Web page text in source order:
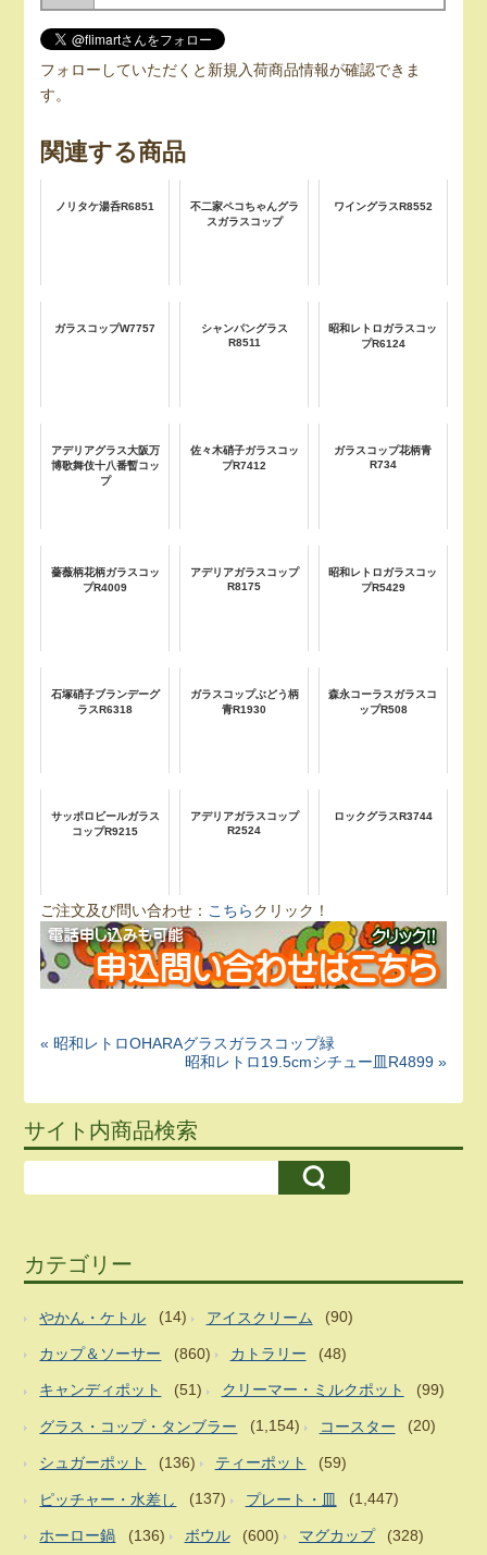
フォローしていただくと新規入荷商品情報が確認できま
す。
関連する商品
ノリタケ湯呑R6851
不二家ペコちゃんグラ
スガラスコップ
ワイングラスR8552
ガラスコップW7757
シャンパングラス
R8511
昭和レトロガラスコッ
プR6124
アデリアグラス大阪万
博歌舞伎十八番暫コッ
プ
佐々木硝子ガラスコッ
プR7412
ガラスコップ花柄青
R734
薔薇柄花柄ガラスコッ
プR4009
アデリアガラスコップ
R8175
昭和レトロガラスコッ
プR5429
石塚硝子ブランデーグ
ラスR6318
ガラスコップぶどう柄
青R1930
森永コーラスガラスコ
ップR508
サッポロビールガラス
コップR9215
アデリアガラスコップ
R2524
ロックグラスR3744
ご注文及び問い合わせ： こちらクリック！
« 昭和レトロOHARAグラスガラスコップ緑
昭和レトロ19.5cmシチュー皿R4899 »
サイト内商品検索
カテゴリー
やかん・ケトル (14) アイスクリーム (90)
カップ＆ソーサー (860) カトラリー (48)
キャンディポット (51) クリーマー・ミルクポット (99)
グラス・コップ・タンブラー (1,154) コースター (20)
シュガーポット (136) ティーポット (59)
ピッチャー・水差し (137) プレート・皿 (1,447)
ホーロー鍋 (136) ボウル (600) マグカップ (328)